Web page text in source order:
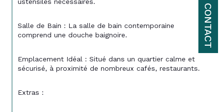
CONTACT
Salle de Bain : La salle de bain contemporaine
comprend une douche baignoire.
Emplacement Idéal : Situé dans un quartier calme et
sécurisé, à proximité de nombreux cafés, restaurants.
Extras :